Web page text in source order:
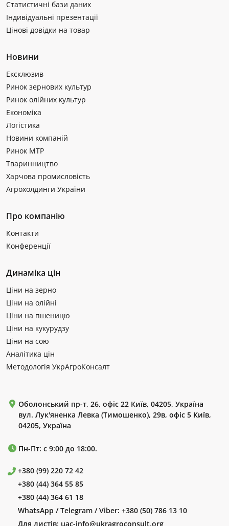
Статистичні бази даних
Індивідуальні презентації
Цінові довідки на товар
Новини
Ексклюзив
Ринок зернових культур
Ринок олійних культур
Економіка
Логістика
Новини компаній
Ринок МТР
Тваринництво
Харчова промисловість
Агрохолдинги України
Про компанію
Контакти
Конференції
Динаміка цін
Ціни на зерно
Ціни на олійні
Ціни на пшеницю
Ціни на кукурудзу
Ціни на сою
Аналітика цін
Методологія УкрАгроКонсалт
Оболонський пр-т, 26, офіс 22 Київ, 04205, Україна
вул. Лук'яненка Левка (Тимошенко), 29в, офіс 5 Київ,
04205, Україна
Пн-Пт: с 9:00 до 18:00.
+380 (99) 220 72 42
+380 (44) 364 55 85
+380 (44) 364 61 18
WhatsApp / Telegram / Viber: +380 (50) 786 13 10
Для листів: uac-info@ukragroconsult.org